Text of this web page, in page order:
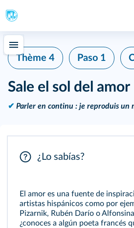
Thème 4 Paso 1
Sale el sol del amor
✔ Parler en continu : je reproduis un
¿Lo sabías?
El amor es una fuente de
artistas hispánicos como por
Pizarnik, Rubén Darío o
¿conoces a algún poeta francés